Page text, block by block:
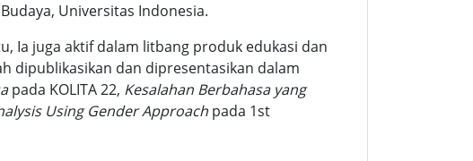
Universitas Indonesia.
Ia juga aktif dalam litbang produk edukasi dan
dipublikasikan dan dipresentasikan dalam
pada KOLITA 22, Kesalahan Berbahasa yang
Using Gender Approach pada 1st